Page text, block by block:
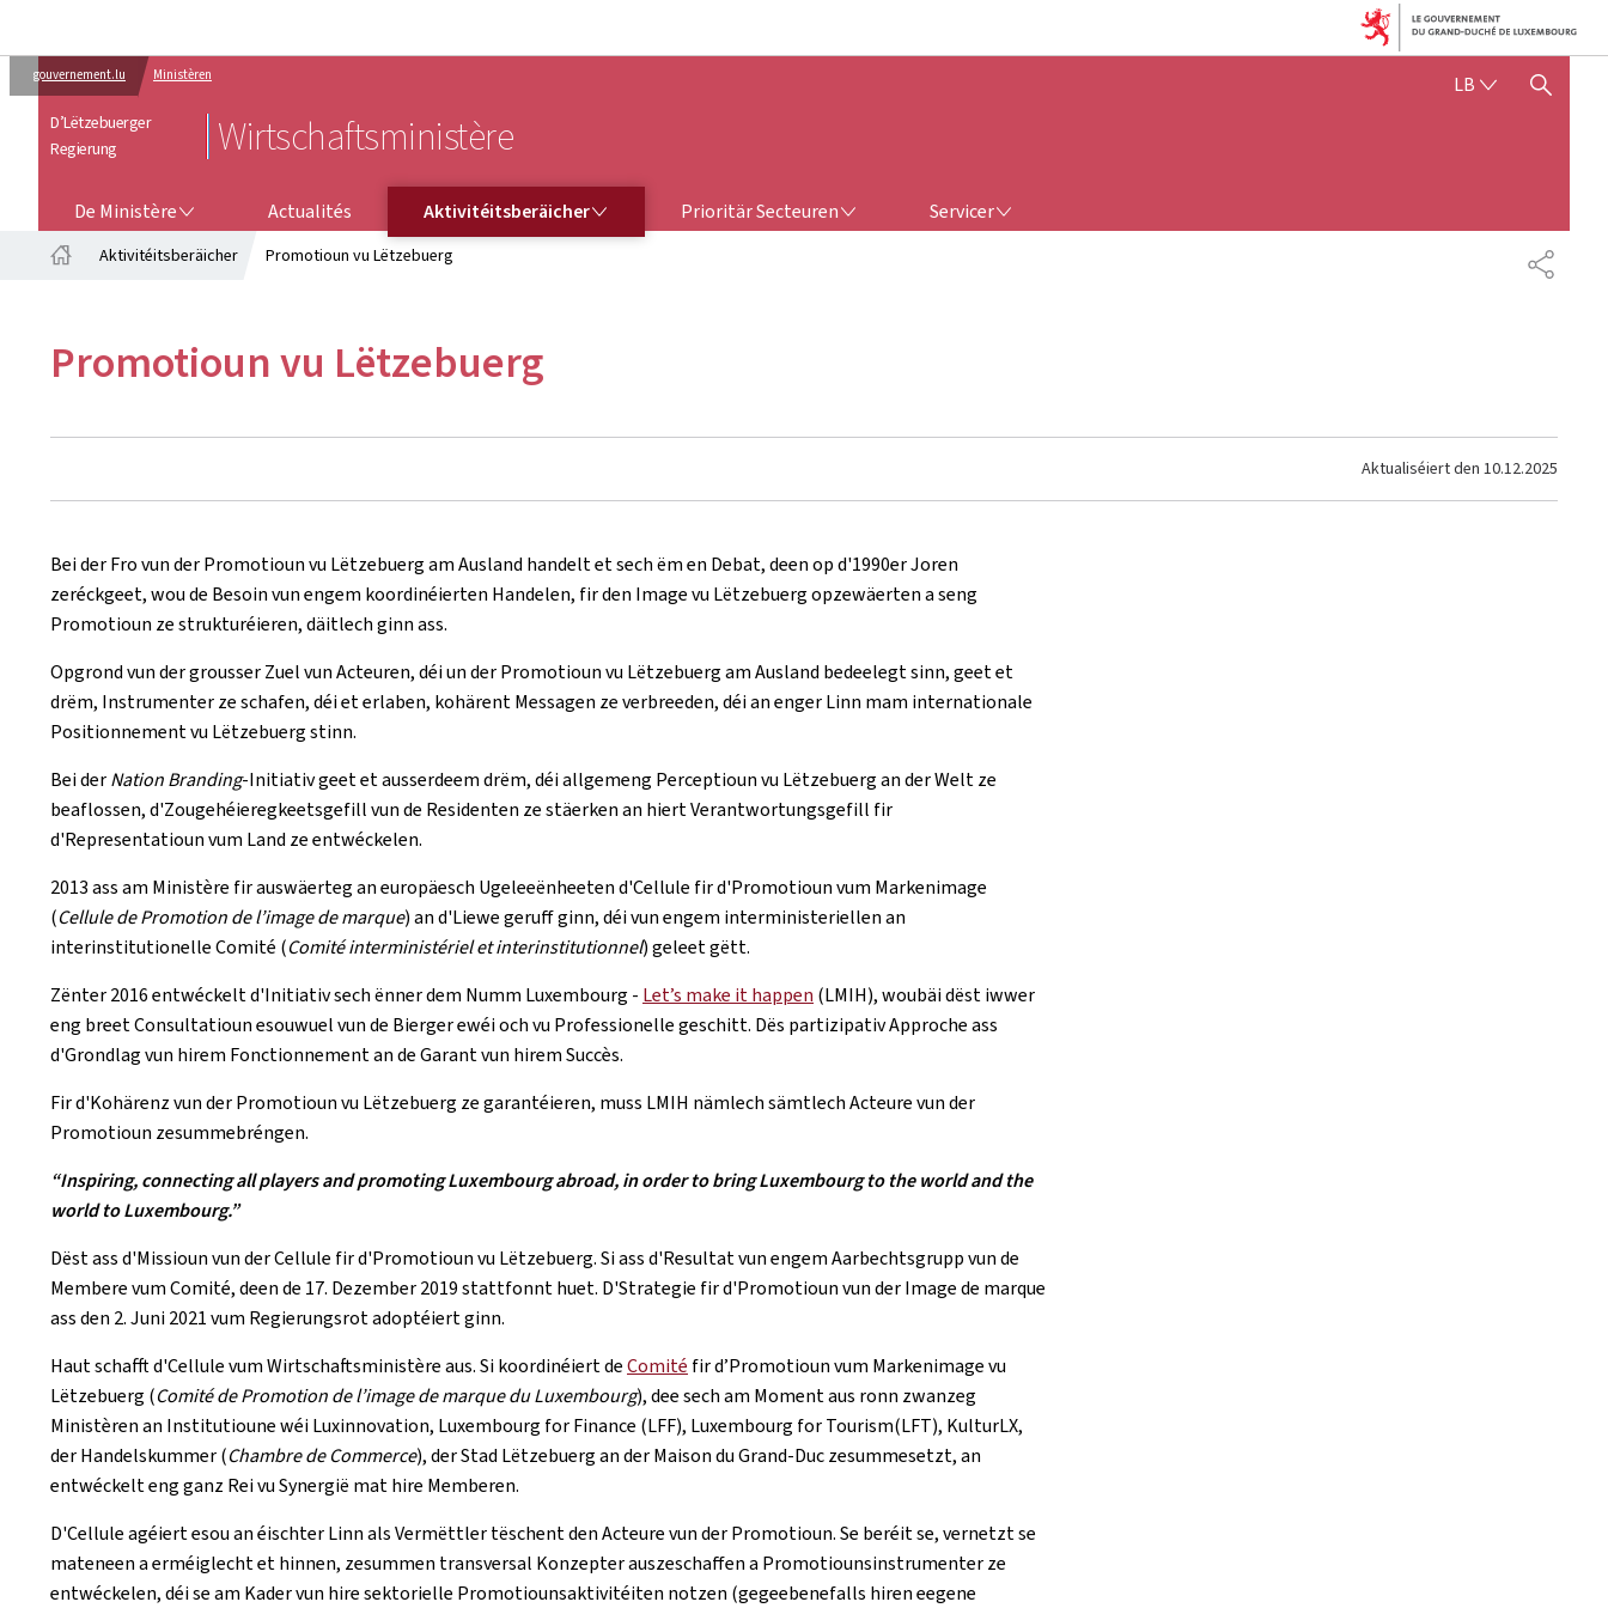
gouvernement.lu Ministèren
D’Lëtzebuerger
Regierung
Wirtschaftsministère
LB SHOW HIDE SEARCH
De Ministère Actualités Aktivitéitsberäicher
AKTIVITÉITSBERÄICHER
Prioritär Secteuren Servicer
Aktivitéitsberäicher Promotioun vu Lëtzebuerg
Promotioun vu Lëtzebuerg
Aktualiséiert den 10.12.2025
Bei der Fro vun der Promotioun vu Lëtzebuerg am Ausland handelt et sech ëm en Debat, deen op d'1990er Joren
zeréckgeet, wou de Besoin vun engem koordinéierten Handelen, fir den Image vu Lëtzebuerg opzewäerten a seng
Promotioun ze strukturéieren, däitlech ginn ass.
Opgrond vun der grousser Zuel vun Acteuren, déi un der Promotioun vu Lëtzebuerg am Ausland bedeelegt sinn, geet et
drëm, Instrumenter ze schafen, déi et erlaben, kohärent Messagen ze verbreeden, déi an enger Linn mam internationale
Positionnement vu Lëtzebuerg stinn.
Bei derNation Branding-Initiativ geet et ausserdeem drëm, déi allgemeng Perceptioun vu Lëtzebuerg an der Welt ze
beaflossen, d'Zougehéieregkeetsgefill vun de Residenten ze stäerken an hiert Verantwortungsgefill fir
d'Representatioun vum Land ze entwéckelen.
2013 ass am Ministère fir auswäerteg an europäesch Ugeleeënheeten d'Cellule fir d'Promotioun vum Markenimage
(Cellule de Promotion de l’image de marque) an d'Liewe geruff ginn, déi vun engem interministeriellen an
interinstitutionelle Comité (Comité interministériel et interinstitutionnel) geleet gëtt.
Zënter 2016 entwéckelt d'Initiativ sech ënner dem Numm Luxembourg - Let’s make it happen (LMIH), woubäi dëst iwwer
eng breet Consultatioun esouwuel vun de Bierger ewéi och vu Professionelle geschitt. Dës partizipativ Approche ass
d'Grondlag vun hirem Fonctionnement an de Garant vun hirem Succès.
Fir d'Kohärenz vun der Promotioun vu Lëtzebuerg ze garantéieren, muss LMIH nämlech sämtlech Acteure vun der
Promotioun zesummebréngen.
“Inspiring, connecting all players and promoting Luxembourg abroad, in order to bring Luxembourg to the world and the
world to Luxembourg.”
Dëst ass d'Missioun vun der Cellule fir d'Promotioun vu Lëtzebuerg. Si ass d'Resultat vun engem Aarbechtsgrupp vun de
Membere vum Comité, deen de 17. Dezember 2019 stattfonnt huet. D'Strategie fir d'Promotioun vun der Image de marque
ass den 2. Juni 2021 vum Regierungsrot adoptéiert ginn.
Haut schafft d'Cellule vum Wirtschaftsministère aus. Si koordinéiert deComité fir d’Promotioun vum Markenimage vu
Lëtzebuerg (Comité de Promotion de l’image de marque du Luxembourg), dee sech am Moment aus ronn zwanzeg
Ministèren an Institutioune wéi Luxinnovation, Luxembourg for Finance (LFF), Luxembourg for Tourism(LFT), KulturLX,
der Handelskummer (Chambre de Commerce), der Stad Lëtzebuerg an der Maison du Grand-Duc zesummesetzt, an
entwéckelt eng ganz Rei vu Synergië mat hire Memberen.
D'Cellule agéiert esou an éischter Linn als Vermëttler tëschent den Acteure vun der Promotioun. Se beréit se, vernetzt se
mateneen a erméiglecht et hinnen, zesummen transversal Konzepter auszeschaffen a Promotiounsinstrumenter ze
entwéckelen, déi se am Kader vun hire sektorielle Promotiounsaktivitéiten notzen (gegeebenefalls hiren eegene